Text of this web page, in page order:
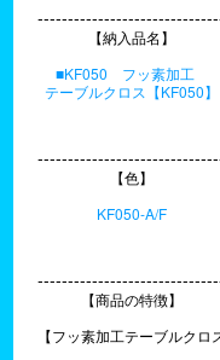
【納入品名】
■KF050 フッ素加工
テーブルクロス【KF050】
【色】
KF050-A/F
【商品の特徴】
【フッ素加工テーブルクロ